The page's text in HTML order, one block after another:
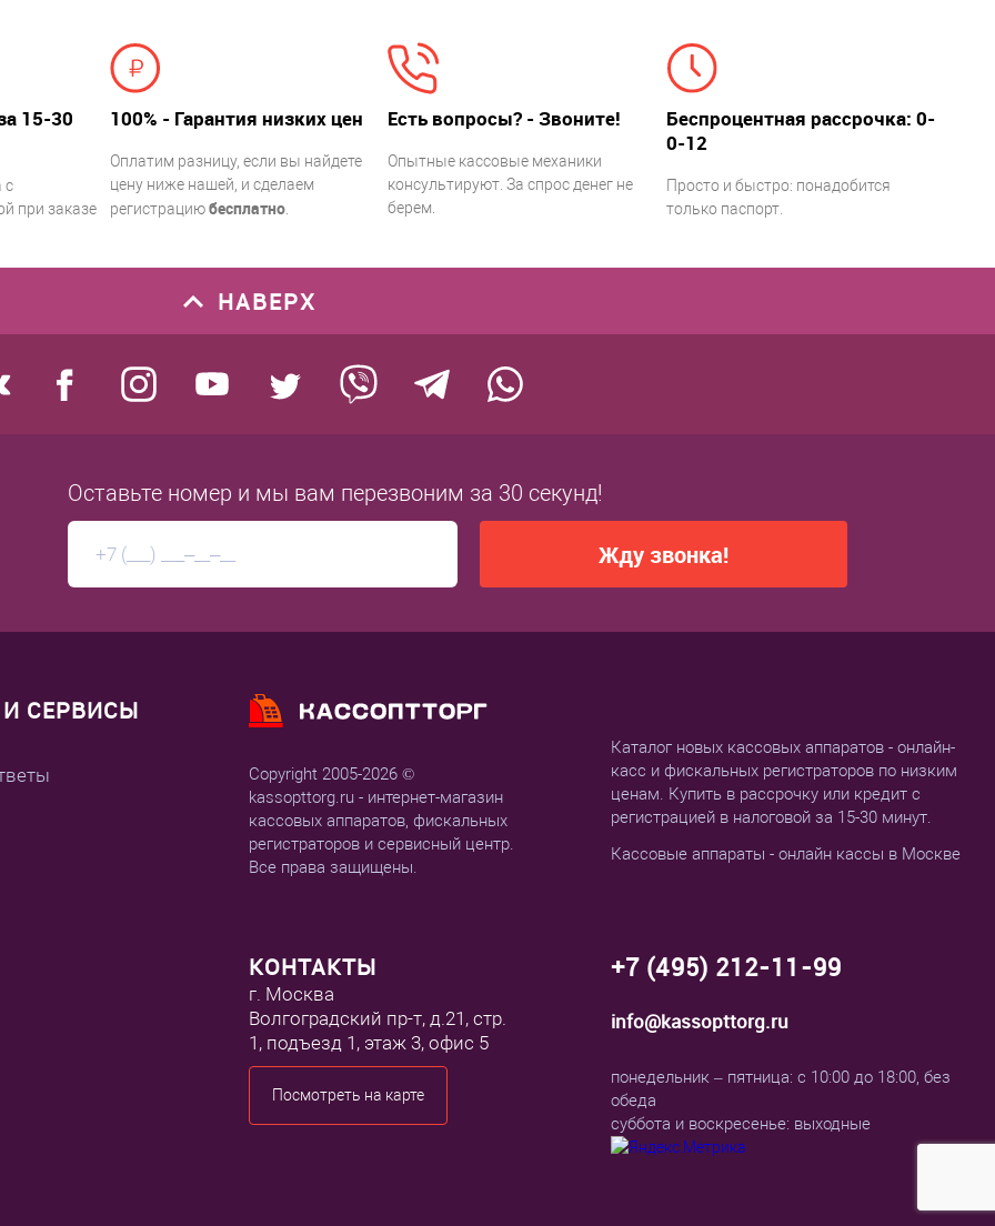
15-30
с
при заказе
100% - Гарантия низких цен
Оплатим разницу, если вы найдете
цену ниже нашей, и сделаем
регистрациюбесплатно.
Есть вопросы? - Звоните!
Опытные кассовые механики
консультируют. За спрос денег не
берем.
Беспроцентная рассрочка: 0-
0-12
Просто и быстро: понадобится
только паспорт.
НАВЕРХ
Оставьте номер и мы вам перезвоним за 30 секунд!
Жду звонка!
СЕРВИСЫ
Copyright 2005-2026 ©
kassopttorg.ru - интернет-магазин
кассовых аппаратов, фискальных
регистраторов и сервисный центр.
Все права защищены.
Каталог новых кассовых аппаратов - онлайн-
касс и фискальных регистраторов по низким
ценам. Купить в рассрочку или кредит с
регистрацией в налоговой за 15-30 минут.
Кассовые аппараты - онлайн кассы в Москве
КОНТАКТЫ
г. Москва
Волгоградский пр-т, д.21, стр.
1, подъезд 1, этаж 3, офис 5
Посмотреть на карте
+7 (495) 212-11-99
info@kassopttorg.ru
понедельник – пятница: с 10:00 до 18:00, без
обеда
суббота и воскресенье: выходные